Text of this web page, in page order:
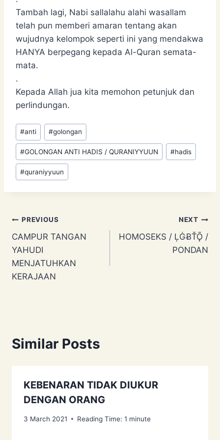
Tambah lagi, Nabi sallalahu alahi wasallam
telah pun memberi amaran tentang akan
wujudnya kelompok seperti ini yang mendakwa
HANYA berpegang kepada Al-Quran semata-
mata.
.
Kepada Allah jua kita memohon petunjuk dan
perlindungan.
Post
Tags:
#anti #golongan
#GOLONGAN ANTI HADIS / QURANIYYUUN #hadis
#quraniyyuun
Post
navigation
PREVIOUS
CAMPUR TANGAN
YAHUDI
MENJATUHKAN
KERAJAAN
NEXT
HOMOSEKS / ĻĠɃŤǬ /
PONDAN
Similar Posts
KEBENARAN TIDAK DIUKUR
DENGAN ORANG
3 March 2021 Reading Time: 1 minute